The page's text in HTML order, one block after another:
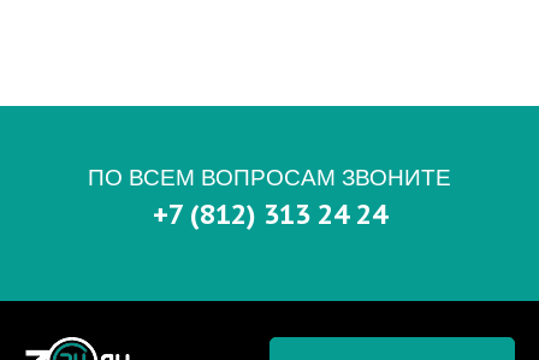
ПО ВСЕМ ВОПРОСАМ ЗВОНИТЕ
+7 (812) 313 24 24